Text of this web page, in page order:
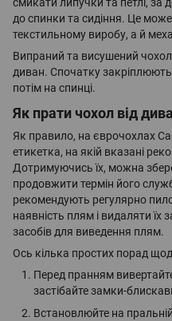
до спинки та сидіння. Це
текстильному виробу, а й
Випраний та висушений
диван. Спочатку закріплюють
потім на спинці.
Як прати чохол від
Як правило, на єврочохлах
етикетка, на якій вказані
Дотримуючись їх, можна
продовжити термін його
рекомендують регулярно
наявність плям і видаляти їх
засобів для виведення плям.
Ось кілька простих порад
Перед пранням
застібайте замки-
Встановлюйте на